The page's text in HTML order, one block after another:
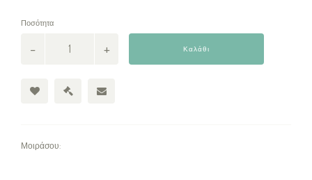
Ποσότητα
Καλάθι
Μοιράσου: